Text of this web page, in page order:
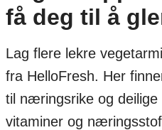
få deg til å
Lag flere lekre
fra HelloFresh. Her
til næringsrike og deilige
vitaminer og